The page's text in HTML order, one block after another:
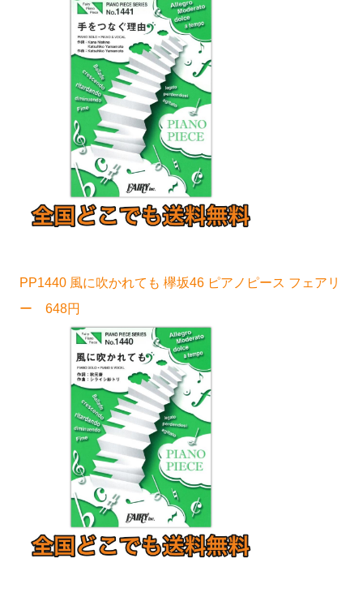
PP1440 風に吹かれても 欅坂46 ピアノピース フェアリ
ー 648円